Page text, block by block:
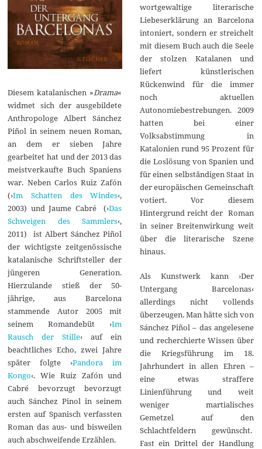
Diesem katalanischen »Drama«
widmet sich der ausgebildete
Anthropologe Albert Sánchez
Piñol in seinem neuen Roman,
an dem er sieben Jahre
gearbeitet hat und der 2013 das
meistverkaufte Buch Spaniens
war. Neben Carlos Ruiz Zafón
(›Im Schatten des Windes‹,
2003) und Jaume Cabré (›Das
Schweigen des Sammlers‹,
2011) ist Albert Sánchez Piñol
der wichtigste zeitgenössische
katalanische Schriftsteller der
jüngeren Generation.
Hierzulande stieß der 50-
jährige, aus Barcelona
stammende Autor 2005 mit
seinem Romandebüt ›Im
Rausch der Stille‹ auf ein
beachtliches Echo, zwei Jahre
später folgte ›Pandora im
Kongo‹. Wie Ruiz Zafón und
Cabré bevorzugt bevorzugt
auch Sánchez Pinol in seinem
ersten auf Spanisch verfassten
Roman das aus- und bisweilen
auch abschweifende Erzählen.
wortgewaltige literarische
Liebeserklärung an Barcelona
intoniert, sondern er streichelt
mit diesem Buch auch die Seele
der stolzen Katalanen und
liefert künstlerischen
Rückenwind für die immer
noch aktuellen
Autonomiebestrebungen. 2009
hatten bei einer
Volksabstimmung in
Katalonien rund 95 Prozent für
die Loslösung von Spanien und
für einen selbständigen Staat in
der europäischen Gemeinschaft
votiert. Vor diesem
Hintergrund reicht der Roman
in seiner Breitenwirkung weit
über die literarische Szene
hinaus.
Als Kunstwerk kann ›Der
Untergang Barcelonas‹
allerdings nicht vollends
überzeugen. Man hätte sich von
Sánchez Piñol – das angelesene
und recherchierte Wissen über
die Kriegsführung im 18.
Jahrhundert in allen Ehren –
eine etwas straffere
Linienführung und weit
weniger martialisches
Gemetzel auf den
Schlachtfeldern gewünscht.
Fast ein Drittel der Handlung